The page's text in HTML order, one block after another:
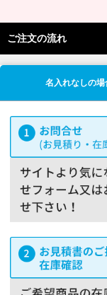
ご注文の流れ
名入れなしの場